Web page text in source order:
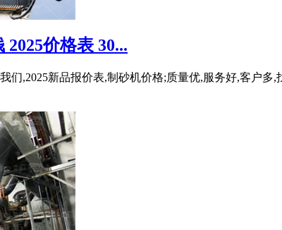
价格表 30...
们,2025新品报价表,制砂机价格;质量优,服务好,客户多